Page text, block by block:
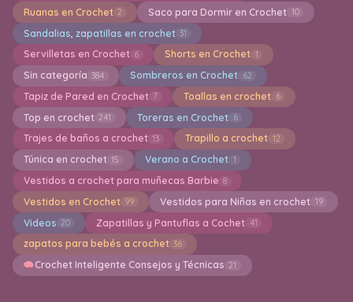
Ruanas en Crochet 2 Saco para Dormir en Crochet 10
Sandalias, zapatillas en crochet 31
Servilletas en Crochet 6 Shorts en Crochet 1
Sin categoría 384 Sombreros en Crochet 62
Tapiz de Pared en Crochet 7 Toallas en crochet 6
Top en crochet 241 Toreras en Crochet 6
Trajes de baños a crochet 13 Trapillo a crochet 12
Túnica en crochet 15 Verano a Crochet 1
Vestidos a crochet para muñecas Barbie 8
Vestidos en Crochet 99 Vestidos para Niñas en crochet 19
Videos 20 Zapatillas y Pantuflas a Cochet 41
zapatos para bebés a crochet 36
Crochet Inteligente Consejos y Técnicas 21